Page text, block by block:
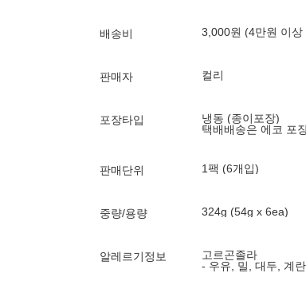
배송비 3,000원 (4만원 이상
판매자 컬리
포장타입
냉동 (종이포장)
택배배송은 에코 포
판매단위 1팩 (6개입)
중량/용량 324g (54g x 6ea)
알레르기정보
고르곤졸라
- 우유, 밀, 대두, 계